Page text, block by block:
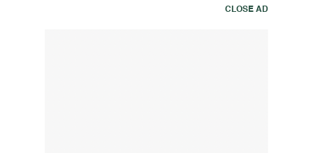
CLOSE AD